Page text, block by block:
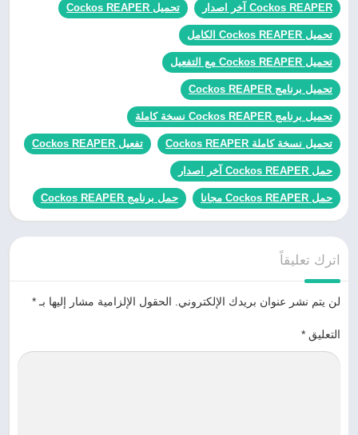
Cockos REAPER آخر اصدار تحميل Cockos REAPER
تحميل Cockos REAPER الكامل
تحميل Cockos REAPER مع التفعيل
تحميل برنامج Cockos REAPER
تحميل برنامج Cockos REAPER نسخة كاملة
تحميل نسخة كاملة Cockos REAPER تفعيل Cockos REAPER
حمل Cockos REAPER آخر اصدار
حمل Cockos REAPER مجانا حمل برنامج Cockos REAPER
اترك تعليقاً
لن يتم نشر عنوان بريدك الإلكتروني. الحقول الإلزامية مشار إليها بـ *
التعليق *